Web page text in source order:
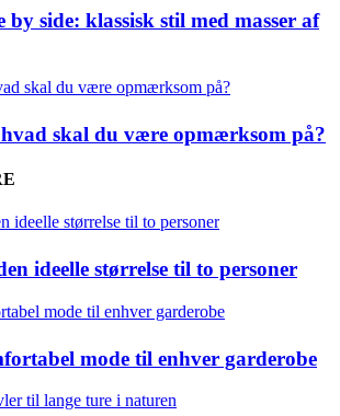
by side: klassisk stil med masser af
skal du være opmærksom på?
ideelle størrelse til to personer
mode til enhver garderobe